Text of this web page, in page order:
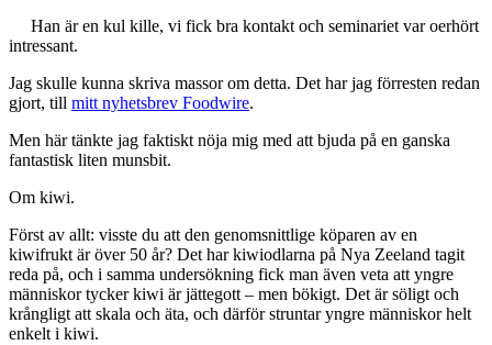
Han är en kul kille, vi fick bra kontakt och seminariet var oerhört
intressant.
Jag skulle kunna skriva massor om detta. Det har jag förresten redan
gjort, till mitt nyhetsbrev Foodwire.
Men här tänkte jag faktiskt nöja mig med att bjuda på en ganska
fantastisk liten munsbit.
Om kiwi.
Först av allt: visste du att den genomsnittlige köparen av en
kiwifrukt är över 50 år? Det har kiwiodlarna på Nya Zeeland tagit
reda på, och i samma undersökning fick man även veta att yngre
människor tycker kiwi är jättegott – men bökigt. Det är söligt och
krångligt att skala och äta, och därför struntar yngre människor helt
enkelt i kiwi.